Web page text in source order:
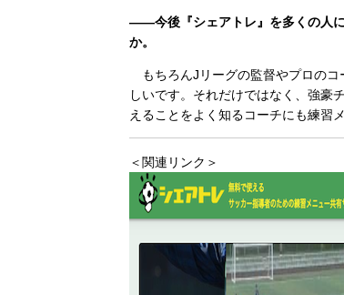
――今後『シェアトレ』を多くの人
か。
もちろんJリーグの監督やプロのコ
しいです。それだけではなく、強豪
えることをよく知るコーチにも練習
＜関連リンク＞